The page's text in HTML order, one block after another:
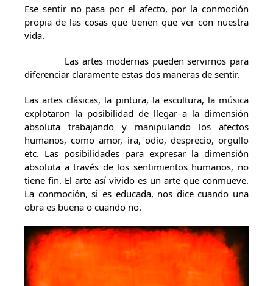
Ese sentir no pasa por el afecto, por la conmoción
propia de las cosas que tienen que ver con nuestra
vida.
Las artes modernas pueden servirnos para
diferenciar claramente estas dos maneras de sentir.
Las artes clásicas, la pintura, la escultura, la música
explotaron la posibilidad de llegar a la dimensión
absoluta trabajando y manipulando los afectos
humanos, como amor, ira, odio, desprecio, orgullo
etc. Las posibilidades para expresar la dimensión
absoluta a través de los sentimientos humanos, no
tiene fin. El arte así vivido es un arte que conmueve.
La conmoción, si es educada, nos dice cuando una
obra es buena o cuando no.